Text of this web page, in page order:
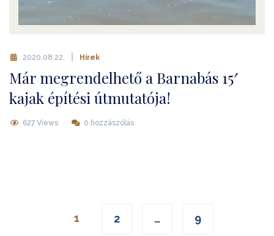
2020.08.22. Hírek
Már megrendelhető a Barnabás 15′
kajak építési útmutatója!
627 Views 0 hozzászólás
navigation
1 2 … 9